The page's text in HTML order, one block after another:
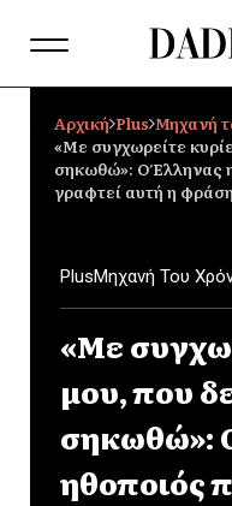
Αρχική Plus Μηχανή
«Με συγχωρείτε
σηκωθώ»: Ο Έλληνας
γραφτεί αυτή η
PlusΜηχανή Του
«Με
μου, που
σηκωθώ»:
ηθοποιός